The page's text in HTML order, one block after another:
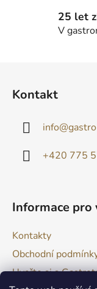
25 let
V
Kontakt
info@
+420 775
Informace pro
Kontakty
Obchodní
Uvařte si s